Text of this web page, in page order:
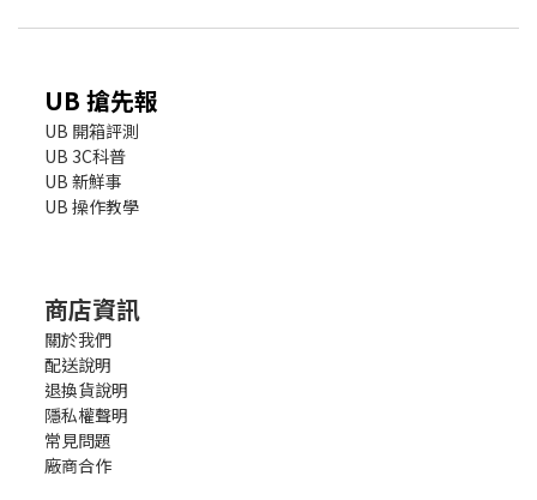
UB 搶先報
UB 開箱評測
UB 3C科普
UB 新鮮事
UB 操作教學
商店資訊
關於我們
配送說明
退換貨說明
隱私權聲明
常見問題
廠商合作